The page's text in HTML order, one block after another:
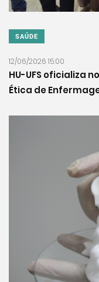
SAÚDE
12/06/2026 15:00
HU-UFS oficializa
Ética de